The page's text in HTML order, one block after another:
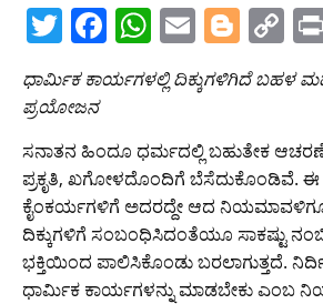
T
w
itt
er
F
a
c
e
b
o
o
k
W
h
at
s
A
p
p
E
m
ai
l
Bl
o
g
g
er
C
o
p
y
Li
n
k
ಧಾರ್ಮಿಕ ಕಾರ್ಯಗಳಲ್ಲಿ ದಿಕ್ಕುಗಳಿಗಿದೆ ಬಹಳ
ಪ್ರಯೋಜನ
ಸನಾತನ ಹಿಂದೂ ಧರ್ಮದಲ್ಲಿ ಬಹುತೇಕ
ಪ್ರಕೃತಿ, ಖಗೋಳದೊಂದಿಗೆ ಬೆಸೆದುಕೊಂಡಿವೆ.
ಕೈಂಕರ್ಯಗಳಿಗೆ ಅದರದ್ದೇ ಆದ
ದಿಕ್ಕುಗಳಿಗೆ ಸಂಬಂಧಿಸಿದಂತೆಯೂ ಸಾಕಷ್ಟು
ಭಕ್ತಿಯಿಂದ ಪಾಲಿಸಿಕೊಂಡು ಬರಲಾಗುತ್ತದೆ.
ಧಾರ್ಮಿಕ ಕಾರ್ಯಗಳನ್ನು ಮಾಡಬೇಕು ಎಂಬ